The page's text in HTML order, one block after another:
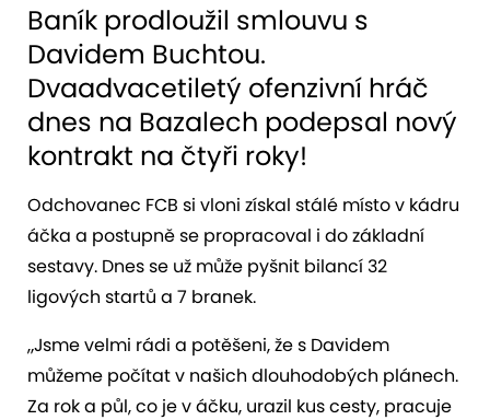
Baník prodloužil smlouvu s
Davidem Buchtou.
Dvaadvacetiletý ofenzivní hráč
dnes na Bazalech podepsal nový
kontrakt na čtyři roky!
Odchovanec FCB si vloni získal stálé místo v kádru
áčka a postupně se propracoval i do základní
sestavy. Dnes se už může pyšnit bilancí 32
ligových startů a 7 branek.
„Jsme velmi rádi a potěšeni, že s Davidem
můžeme počítat v našich dlouhodobých plánech.
Za rok a půl, co je v áčku, urazil kus cesty, pracuje